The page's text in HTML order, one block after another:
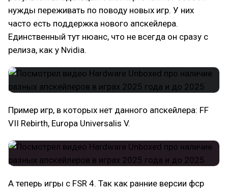
нужды переживать по поводу новых игр. У них
часто есть поддержка нового апскейлера.
Единственный тут нюанс, что не всегда он сразу с
релиза, как у Nvidia.
Пример игр, в которых нет данного апскейлера: FF
VII Rebirth, Europa Universalis V.
А теперь игры с FSR 4. Так как ранние версии фср